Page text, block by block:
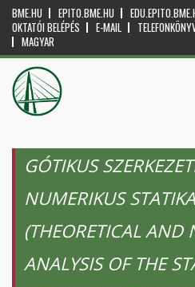
BME.HU EPITO.BME.HU
OKTATÓI BELÉPÉS
E-MAIL
MAGYAR
GÓTIKUS
NUMERIKUS
(THEORETICAL AND
ANALYSIS OF THE